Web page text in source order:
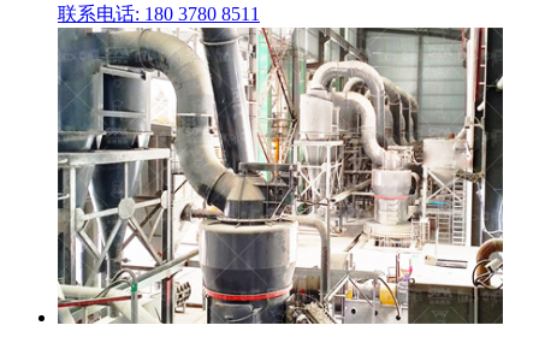
联系电话: 180 3780 8511